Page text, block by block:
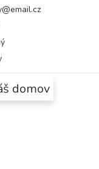
@email.cz
domov